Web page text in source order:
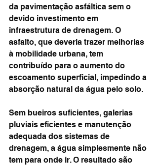
da pavimentação asfáltica sem o
devido investimento em
infraestrutura de drenagem. O
asfalto, que deveria trazer melhorias
à mobilidade urbana, tem
contribuído para o aumento do
escoamento superficial, impedindo a
absorção natural da água pelo solo.
Sem bueiros suficientes, galerias
pluviais eficientes e manutenção
adequada dos sistemas de
drenagem, a água simplesmente não
tem para onde ir. O resultado são